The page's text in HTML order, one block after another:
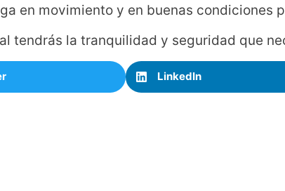
en movimiento y en buenas condiciones
tendrás la tranquilidad y seguridad que
LinkedIn